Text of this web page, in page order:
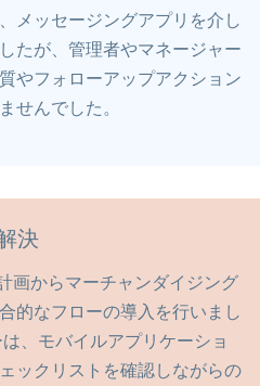
メッセージングアプリを介し
たが、管理者やマネージャー
やフォローアップアクション
せんでした。
決
画からマーチャンダイジング
的なフローの導入を行いまし
、モバイルアプリケーショ
ックリストを確認しながらの